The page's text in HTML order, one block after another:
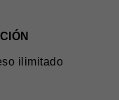
ilimitado